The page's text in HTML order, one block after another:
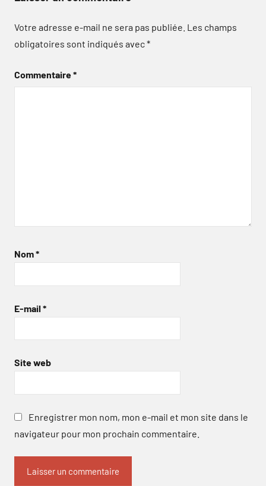
Votre adresse e-mail ne sera pas publiée. Les champs
obligatoires sont indiqués avec*
Commentaire*
Nom*
E-mail *
Site web
Enregistrer mon nom, mon e-mail et mon site dans le
navigateur pour mon prochain commentaire.